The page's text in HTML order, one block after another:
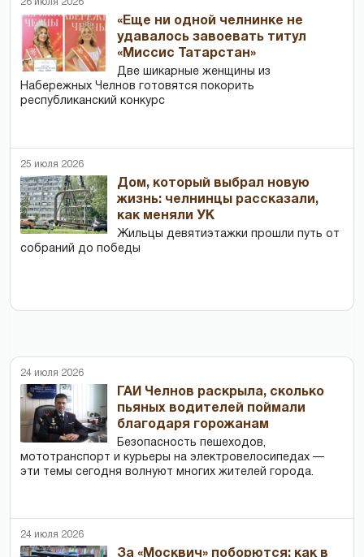
26 июля 2026
«Еще ни одной челнинке не
удавалось завоевать титул
«Миссис Татарстан»
Две шикарные женщины из
Набережных Челнов готовятся покорить
республиканский конкурс
25 июля 2026
Дом, который выбрал новую
жизнь: челнинцы рассказали,
как меняли УК
Жильцы девятиэтажки прошли путь от
собраний до победы
24 июля 2026
ГАИ Челнов раскрыла, сколько
пьяных водителей поймали
благодаря горожанам
Безопасность пешеходов,
мототранспорт и курьеры на электровелосипедах —
эти темы сегодня волнуют многих жителей города.
24 июля 2026
За «Москвич» поборются: как в